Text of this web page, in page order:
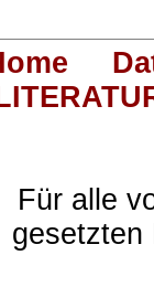
Für alle
gesetzten